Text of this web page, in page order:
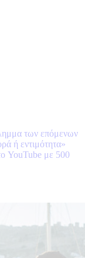
των επόμενων
ή εντιμότητα»
YouTube με 500